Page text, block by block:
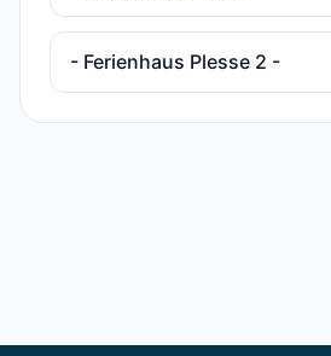
- Ferienhaus Plesse 2 -